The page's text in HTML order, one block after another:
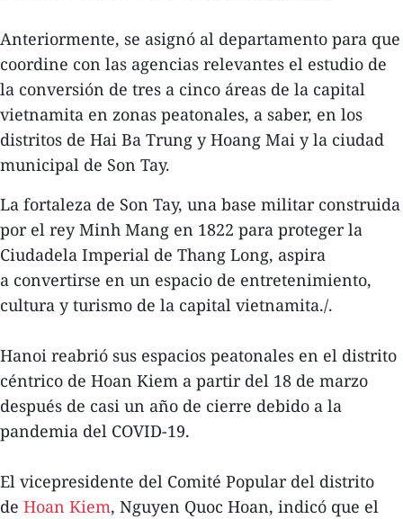
Anteriormente, se asignó al departamento para que
coordine con las agencias relevantes el estudio de
la conversión de tres a cinco áreas de la capital
vietnamita en zonas peatonales, a saber, en los
distritos de Hai Ba Trung y Hoang Mai y la ciudad
municipal de Son Tay.
La fortaleza de Son Tay, una base militar construida
por el rey Minh Mang en 1822 para proteger la
Ciudadela Imperial de Thang Long, aspira
a convertirse en un espacio de entretenimiento,
cultura y turismo de la capital vietnamita./.
Hanoi reabrió sus espacios peatonales en el distrito
céntrico de Hoan Kiem a partir del 18 de marzo
después de casi un año de cierre debido a la
pandemia del COVID-19.
El vicepresidente del Comité Popular del distrito
de Hoan Kiem, Nguyen Quoc Hoan, indicó que el